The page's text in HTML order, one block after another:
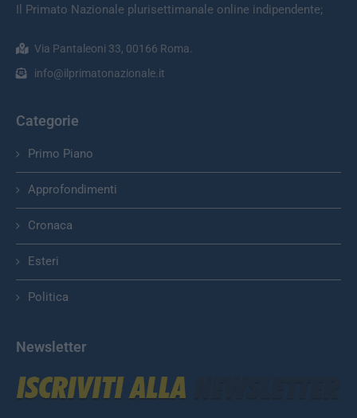
Il Primato Nazionale plurisettimanale online indipendente;
Via Pantaleoni 33, 00166 Roma.
info@ilprimatonazionale.it
Categorie
Primo Piano
Approfondimenti
Cronaca
Esteri
Politica
Newsletter